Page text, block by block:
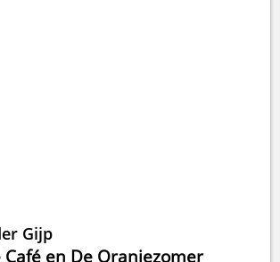
Gijp
en De Oranjezomer